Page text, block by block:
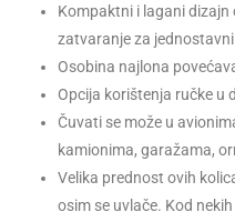
Kompaktni i lagani
zatvaranje za
Osobina najlona
Opcija korištenja ručke u
Čuvati se može u
kamionima, garažama,
Velika prednost ovih
osim se uvlače. Kod